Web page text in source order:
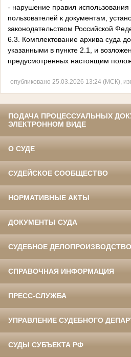
- нарушение правил использования
пользователей к документам,
законодательством Российской
6.3. Комплектование архива суда
указанными в пункте 2.1, и
предусмотренных настоящим
опубликовано 25.03.2026 13:24 (МСК),
ПОДАЧА ПРОЦЕССУАЛЬНЫХ
ЭЛЕКТРОННОМ ВИДЕ
О СУДЕ
СУДЕЙСКОЕ СООБЩЕСТВО
НОРМАТИВНЫЕ АКТЫ
ДОКУМЕНТЫ СУДА
СУДЕБНОЕ ДЕЛОПРОИЗВОДСТВО
СПРАВОЧНАЯ ИНФОРМАЦИЯ
ПРЕСС-СЛУЖБА
УПРАВЛЕНИЕ СУДЕБНОГО
СУДЫ СУБЪЕКТА РФ